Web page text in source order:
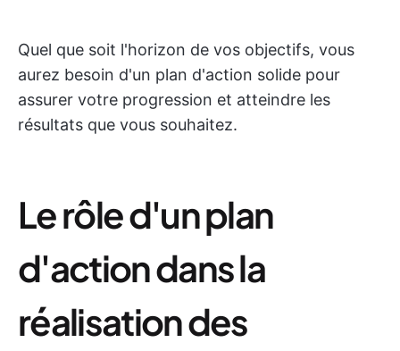
Quel que soit l'horizon de vos objectifs, vous
aurez besoin d'un plan d'action solide pour
assurer votre progression et atteindre les
résultats que vous souhaitez.
Le rôle d'un plan
d'action dans la
réalisation des